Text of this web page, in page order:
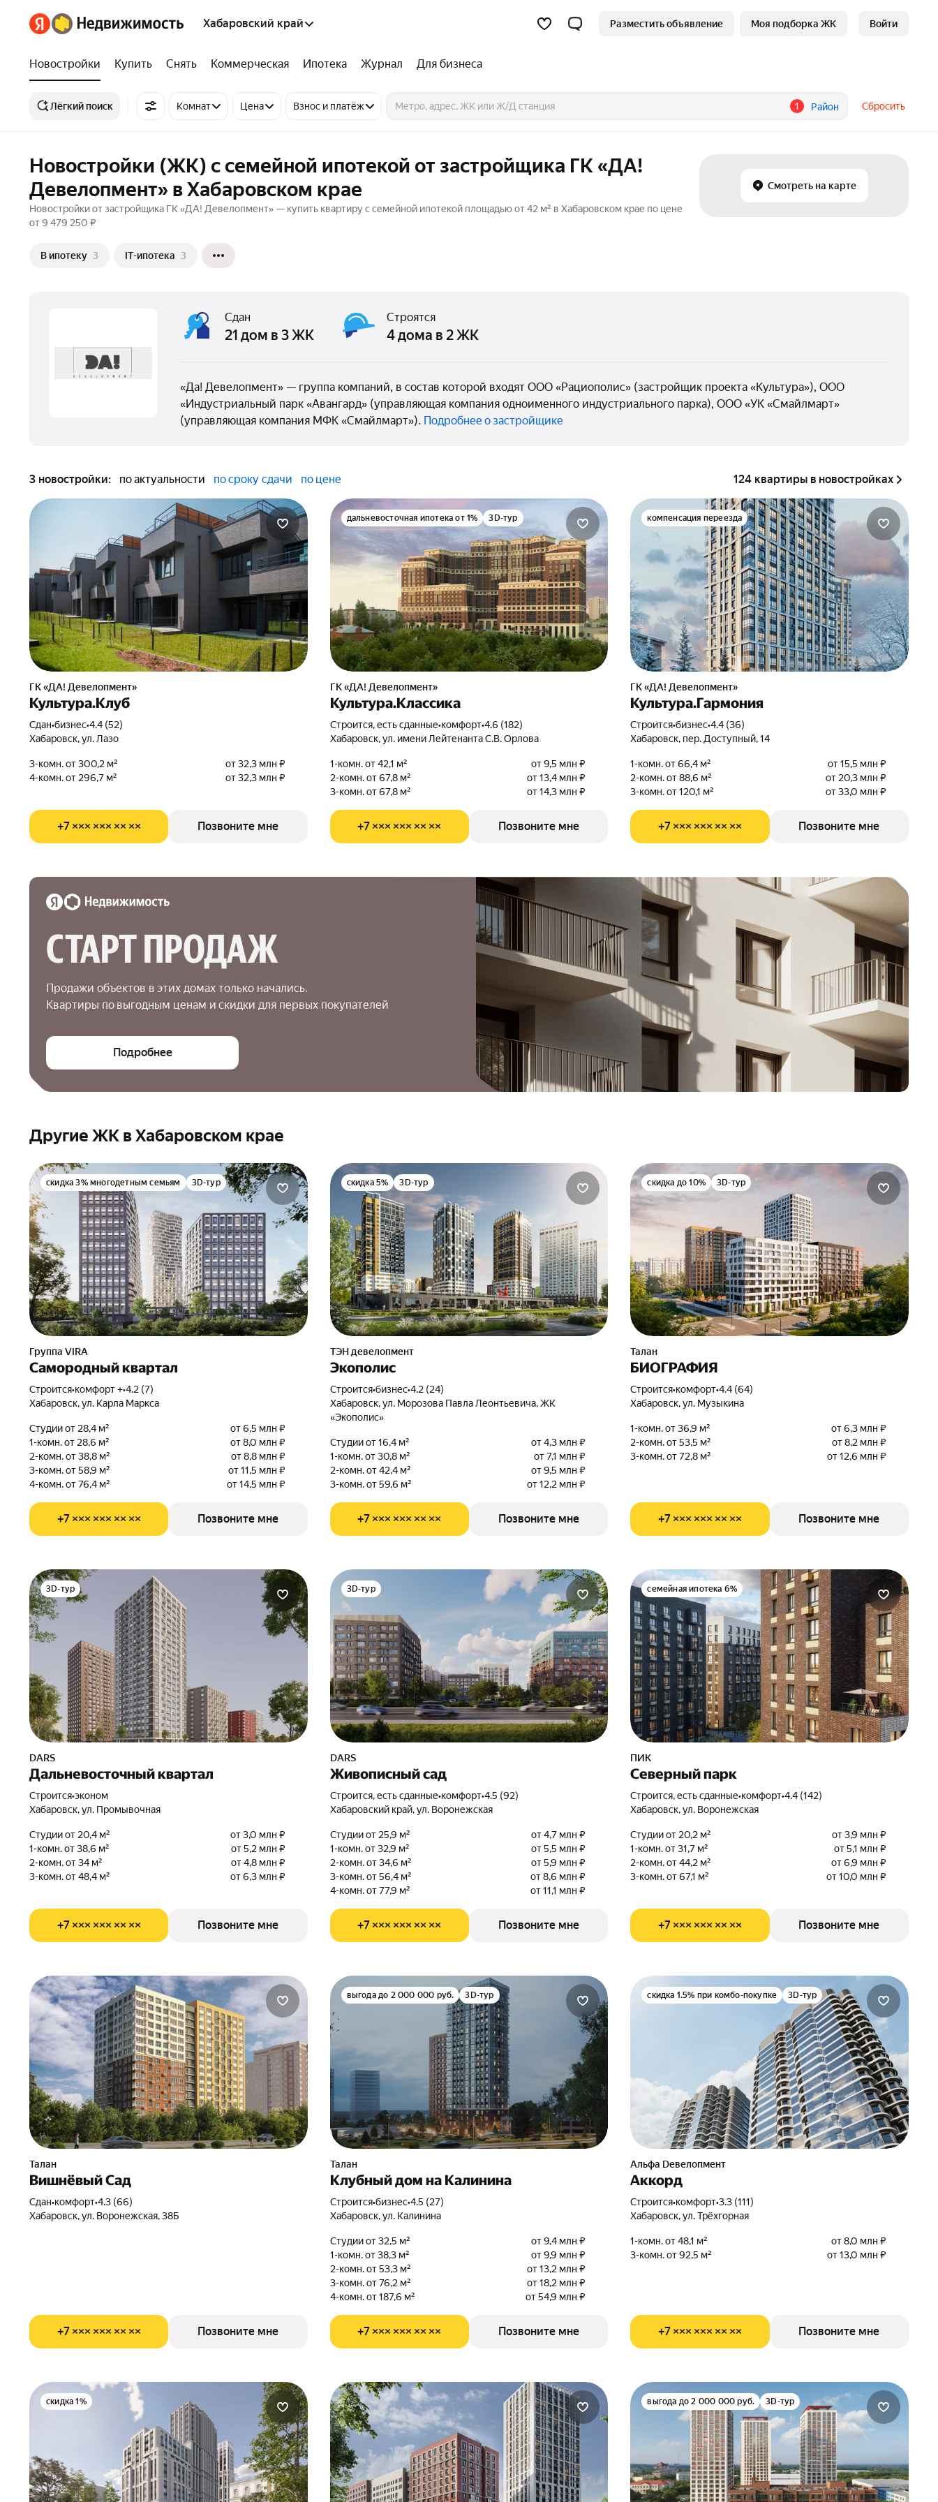
Хабаровский край Разместить объявление Моя подборка ЖК Войти
Новостройки Купить Снять Коммерческая Ипотека Журнал Для бизнеса
Лёгкий поиск Комнат Цена Взнос и платёж 1 Район Сбросить
Новостройки (ЖК) с семейной ипотекой от застройщика ГК «ДА!
Девелопмент» в Хабаровском крае
Новостройки от застройщика ГК «ДА! Девелопмент» — купить квартиру с семейной ипотекой площадью от 42 м² в Хабаровском крае по цене
от 9 479 250 ₽
В ипотеку 3 IT-ипотека 3
Смотреть на карте
Сдан
21 дом в 3 ЖК
Строятся
4 дома в 2 ЖК
«Да! Девелопмент» — группа компаний, в состав которой входят ООО «Рациополис» (застройщик проекта «Культура»), ООО
«Индустриальный парк «Авангард» (управляющая компания одноименного индустриального парка), ООО «УК «Смайлмарт»
(управляющая компания МФК «Смайлмарт»). Подробнее о застройщике
3 новостройки: по актуальности по сроку сдачи по цене 124 квартиры в новостройках
ГК «ДА! Девелопмент»
Культура.Клуб
Сдан•бизнес•4.4 (52)
Хабаровск, ул. Лазо
3-комн. от 300,2 м²
от 32,3 млн ₽
4-комн. от 296,7 м²
от 32,3 млн ₽
+7 ××× ××× ×× ×× Позвоните мне
дальневосточная ипотека от 1% 3D-тур
ГК «ДА! Девелопмент»
Культура.Классика
Строится, есть сданные•комфорт•4.6 (182)
Хабаровск, ул. имени Лейтенанта С.В. Орлова
1-комн. от 42,1 м²
от 9,5 млн ₽
2-комн. от 67,8 м²
от 13,4 млн ₽
3-комн. от 67,8 м²
от 14,3 млн ₽
+7 ××× ××× ×× ×× Позвоните мне
компенсация переезда
ГК «ДА! Девелопмент»
Культура.Гармония
Строится•бизнес•4.4 (36)
Хабаровск, пер. Доступный, 14
1-комн. от 66,4 м²
от 15,5 млн ₽
2-комн. от 88,6 м²
от 20,3 млн ₽
3-комн. от 120,1 м²
от 33,0 млн ₽
+7 ××× ××× ×× ×× Позвоните мне
СТАРТ ПРОДАЖ
Продажи объектов в этих домах только начались.
Квартиры по выгодным ценам и скидки для первых покупателей
Подробнее
Другие ЖК в Хабаровском крае
скидка 3% многодетным семьям 3D-тур
Группа VIRA
Самородный квартал
Строится•комфорт +•4.2 (7)
Хабаровск, ул. Карла Маркса
Студии от 28,4 м²
от 6,5 млн ₽
1-комн. от 28,6 м²
от 8,0 млн ₽
2-комн. от 38,8 м²
от 8,8 млн ₽
3-комн. от 58,9 м²
от 11,5 млн ₽
4-комн. от 76,4 м²
от 14,5 млн ₽
+7 ××× ××× ×× ×× Позвоните мне
скидка 5% 3D-тур
ТЭН девелопмент
Экополис
Строится•бизнес•4.2 (24)
Хабаровск, ул. Морозова Павла Леонтьевича, ЖК
«Экополис»
Студии от 16,4 м²
от 4,3 млн ₽
1-комн. от 30,8 м²
от 7,1 млн ₽
2-комн. от 42,4 м²
от 9,5 млн ₽
3-комн. от 59,6 м²
от 12,2 млн ₽
+7 ××× ××× ×× ×× Позвоните мне
скидка до 10% 3D-тур
Талан
БИОГРАФИЯ
Строится•комфорт•4.4 (64)
Хабаровск, ул. Музыкина
1-комн. от 36,9 м²
от 6,3 млн ₽
2-комн. от 53,5 м²
от 8,2 млн ₽
3-комн. от 72,8 м²
от 12,6 млн ₽
+7 ××× ××× ×× ×× Позвоните мне
3D-тур
DARS
Дальневосточный квартал
Строится•эконом
Хабаровск, ул. Промывочная
Студии от 20,4 м²
от 3,0 млн ₽
1-комн. от 38,6 м²
от 5,2 млн ₽
2-комн. от 34 м²
от 4,8 млн ₽
3-комн. от 48,4 м²
от 6,3 млн ₽
+7 ××× ××× ×× ×× Позвоните мне
3D-тур
DARS
Живописный сад
Строится, есть сданные•комфорт•4.5 (92)
Хабаровский край, ул. Воронежская
Студии от 25,9 м²
от 4,7 млн ₽
1-комн. от 32,9 м²
от 5,5 млн ₽
2-комн. от 34,6 м²
от 5,9 млн ₽
3-комн. от 56,4 м²
от 8,6 млн ₽
4-комн. от 77,9 м²
от 11,1 млн ₽
+7 ××× ××× ×× ×× Позвоните мне
семейная ипотека 6%
ПИК
Северный парк
Строится, есть сданные•комфорт•4.4 (142)
Хабаровск, ул. Воронежская
Студии от 20,2 м²
от 3,9 млн ₽
1-комн. от 31,7 м²
от 5,1 млн ₽
2-комн. от 44,2 м²
от 6,9 млн ₽
3-комн. от 67,1 м²
от 10,0 млн ₽
+7 ××× ××× ×× ×× Позвоните мне
Талан
Вишнёвый Сад
Сдан•комфорт•4.3 (66)
Хабаровск, ул. Воронежская, 38Б
+7 ××× ××× ×× ×× Позвоните мне
выгода до 2 000 000 руб. 3D-тур
Талан
Клубный дом на Калинина
Строится•бизнес•4.5 (27)
Хабаровск, ул. Калинина
Студии от 32,5 м²
от 9,4 млн ₽
1-комн. от 38,3 м²
от 9,9 млн ₽
2-комн. от 53,3 м²
от 13,2 млн ₽
3-комн. от 76,2 м²
от 18,2 млн ₽
4-комн. от 187,6 м²
от 54,9 млн ₽
+7 ××× ××× ×× ×× Позвоните мне
скидка 1.5% при комбо-покупке 3D-тур
альфа Dевелопмент
Аккорд
Строится•комфорт•3.3 (111)
Хабаровск, ул. Трёхгорная
1-комн. от 48,1 м²
от 8,0 млн ₽
3-комн. от 92,5 м²
от 13,0 млн ₽
+7 ××× ××× ×× ×× Позвоните мне
скидка 1% выгода до 2 000 000 руб. 3D-тур